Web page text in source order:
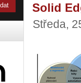
Solid
Středa,